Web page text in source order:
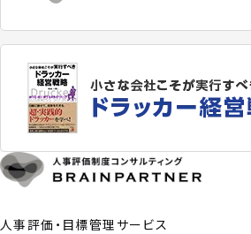
人事評価・目標管理サービス